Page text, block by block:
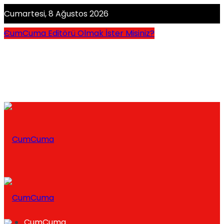
Cumartesi, 8 Ağustos 2026
CumCuma Editörü Olmak İster Misiniz?